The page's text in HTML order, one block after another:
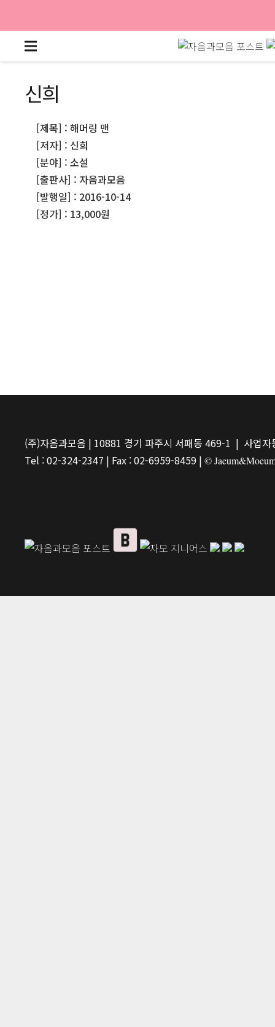
신희
[제목] : 해머링 맨
[저자] : 신희
[분야] : 소설
[출판사] : 자음과모음
[발행일] : 2016-10-14
[정가] : 13,000원
(주)자음과모음 | 10881 경기 파주시 서패동 469-1 | 사업
Tel : 02-324-2347 | Fax : 02-6959-8459 | ©